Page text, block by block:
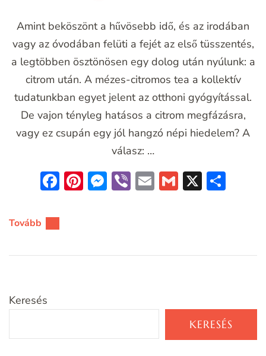
Amint beköszönt a hűvösebb idő, és az irodában
vagy az óvodában felüti a fejét az első tüsszentés,
a legtöbben ösztönösen egy dolog után nyúlunk: a
citrom után. A mézes-citromos tea a kollektív
tudatunkban egyet jelent az otthoni gyógyítással.
De vajon tényleg hatásos a citrom megfázásra,
vagy ez csupán egy jól hangzó népi hiedelem? A
válasz: …
Facebook
Pinterest
Messenger
ViberEmailGmail
X
Tovább
Keresés
KERESÉS